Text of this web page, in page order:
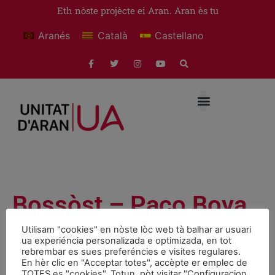
Eth nòste projècte ei Aran. Aran ès tu
Aranés Català Castellano
Bossòst – Paco Boya
e Arturo Calbetó
Dijaus 15 de junh
Utilisam "cookies" en nòste lòc web tà balhar ar usuari
ua experiéncia personalizada e optimizada, en tot
rebrembar es sues preferéncies e visites regulares.
En hèr clic en "Acceptar totes", accèpte er emplec de